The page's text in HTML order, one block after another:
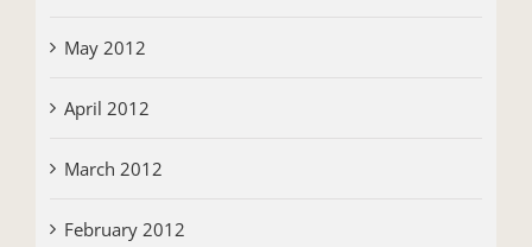
May 2012
April 2012
March 2012
February 2012